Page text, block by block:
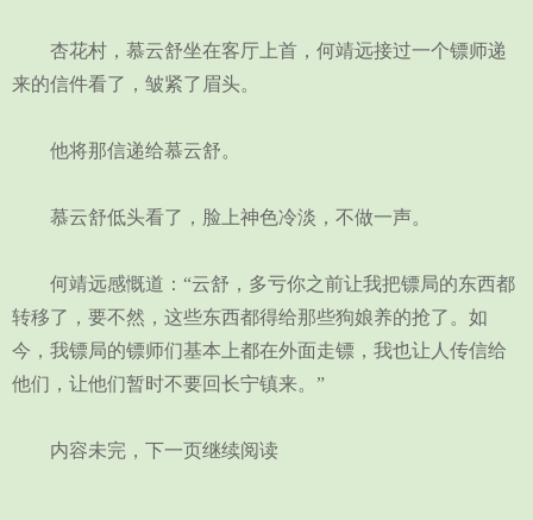
杏花村，慕云舒坐在客厅上首，何靖远接过一个镖师递
来的信件看了，皱紧了眉头。
他将那信递给慕云舒。
慕云舒低头看了，脸上神色冷淡，不做一声。
何靖远感慨道：“云舒，多亏你之前让我把镖局的东西都
转移了，要不然，这些东西都得给那些狗娘养的抢了。如
今，我镖局的镖师们基本上都在外面走镖，我也让人传信给
他们，让他们暂时不要回长宁镇来。”
内容未完，下一页继续阅读